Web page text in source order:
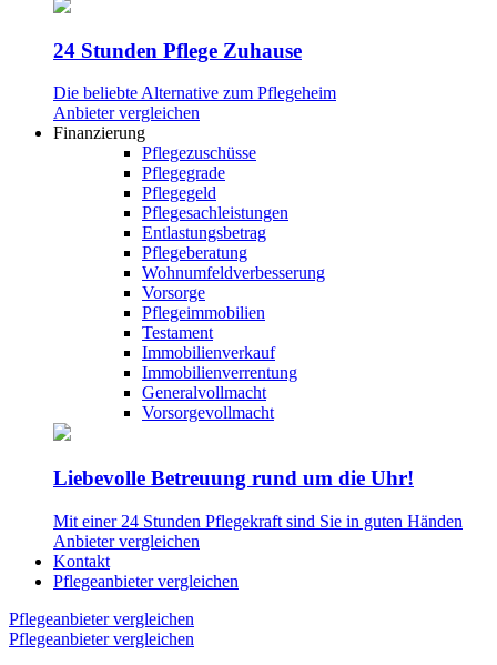
24 Stunden Pflege Zuhause
Die beliebte Alternative zum Pflegeheim
Anbieter vergleichen
Finanzierung
Pflegezuschüsse
Pflegegrade
Pflegegeld
Pflegesachleistungen
Entlastungsbetrag
Pflegeberatung
Wohnumfeldverbesserung
Vorsorge
Pflegeimmobilien
Testament
Immobilienverkauf
Immobilienverrentung
Generalvollmacht
Vorsorgevollmacht
Liebevolle Betreuung rund um die Uhr!
Mit einer 24 Stunden Pflegekraft sind Sie in guten Händen
Anbieter vergleichen
Kontakt
Pflegeanbieter vergleichen
Pflegeanbieter vergleichen
Pflegeanbieter vergleichen